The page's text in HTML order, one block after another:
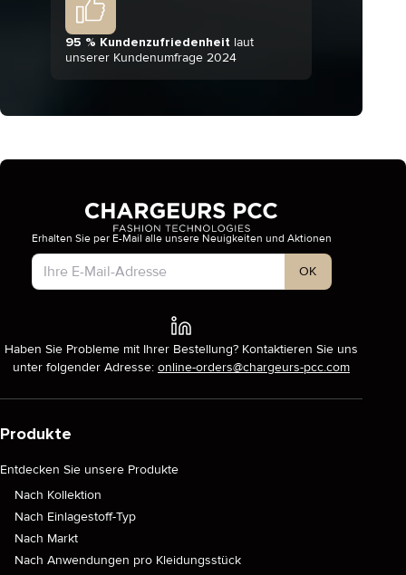
95 % Kundenzufriedenheit laut
unserer Kundenumfrage 2024
Kontotyp
Erhalten Sie per E-Mail alle unsere Neuigkeiten und Aktionen
OK
Haben Sie Probleme mit Ihrer Bestellung? Kontaktieren Sie uns
unter folgender Adresse: online-orders@chargeurs-pcc.com
Produkte
Entdecken Sie unsere Produkte
Nach Kollektion
Nach Einlagestoff-Typ
Nach Markt
Nach Anwendungen pro Kleidungsstück